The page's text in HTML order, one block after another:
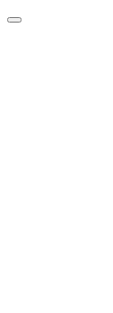
Navigationsmenü